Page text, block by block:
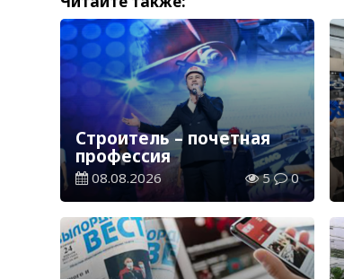
Строитель – почетная
профессия
08.08.2026 5 0